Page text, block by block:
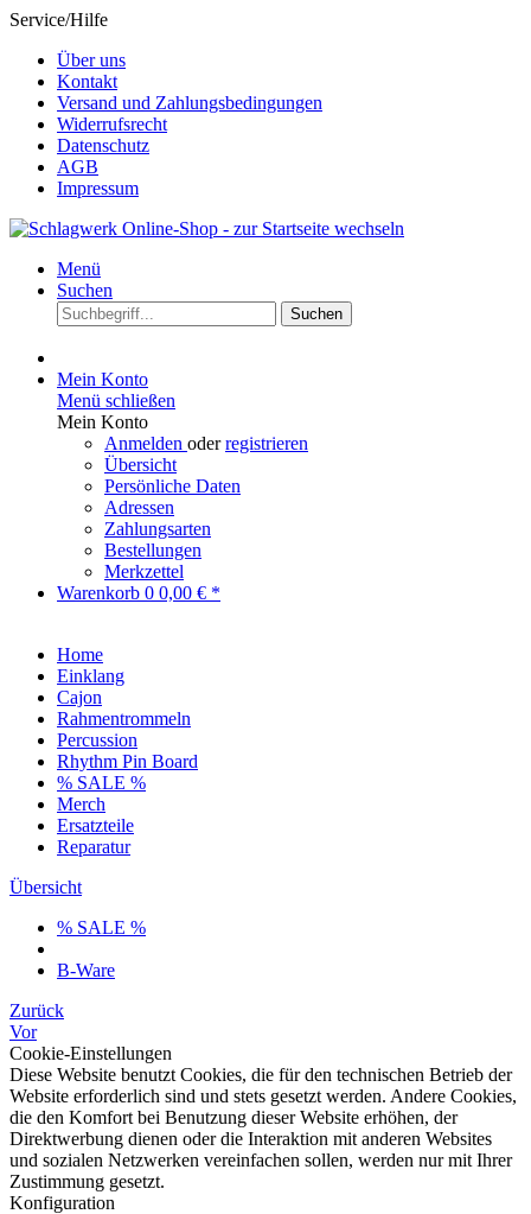
Service/Hilfe
Über uns
Kontakt
Versand und Zahlungsbedingungen
Widerrufsrecht
Datenschutz
AGB
Impressum
Menü
Suchen
Suchen
Mein Konto
Menü schließen
Mein Konto
Anmelden oderregistrieren
Übersicht
Persönliche Daten
Adressen
Zahlungsarten
Bestellungen
Merkzettel
Warenkorb 0 0,00 € *
Home
Einklang
Cajon
Rahmentrommeln
Percussion
Rhythm Pin Board
% SALE %
Merch
Ersatzteile
Reparatur
Übersicht
% SALE %
B-Ware
Zurück
Vor
Cookie-Einstellungen
Diese Website benutzt Cookies, die für den technischen Betrieb der
Website erforderlich sind und stets gesetzt werden. Andere Cookies,
die den Komfort bei Benutzung dieser Website erhöhen, der
Direktwerbung dienen oder die Interaktion mit anderen Websites
und sozialen Netzwerken vereinfachen sollen, werden nur mit Ihrer
Zustimmung gesetzt.
Konfiguration